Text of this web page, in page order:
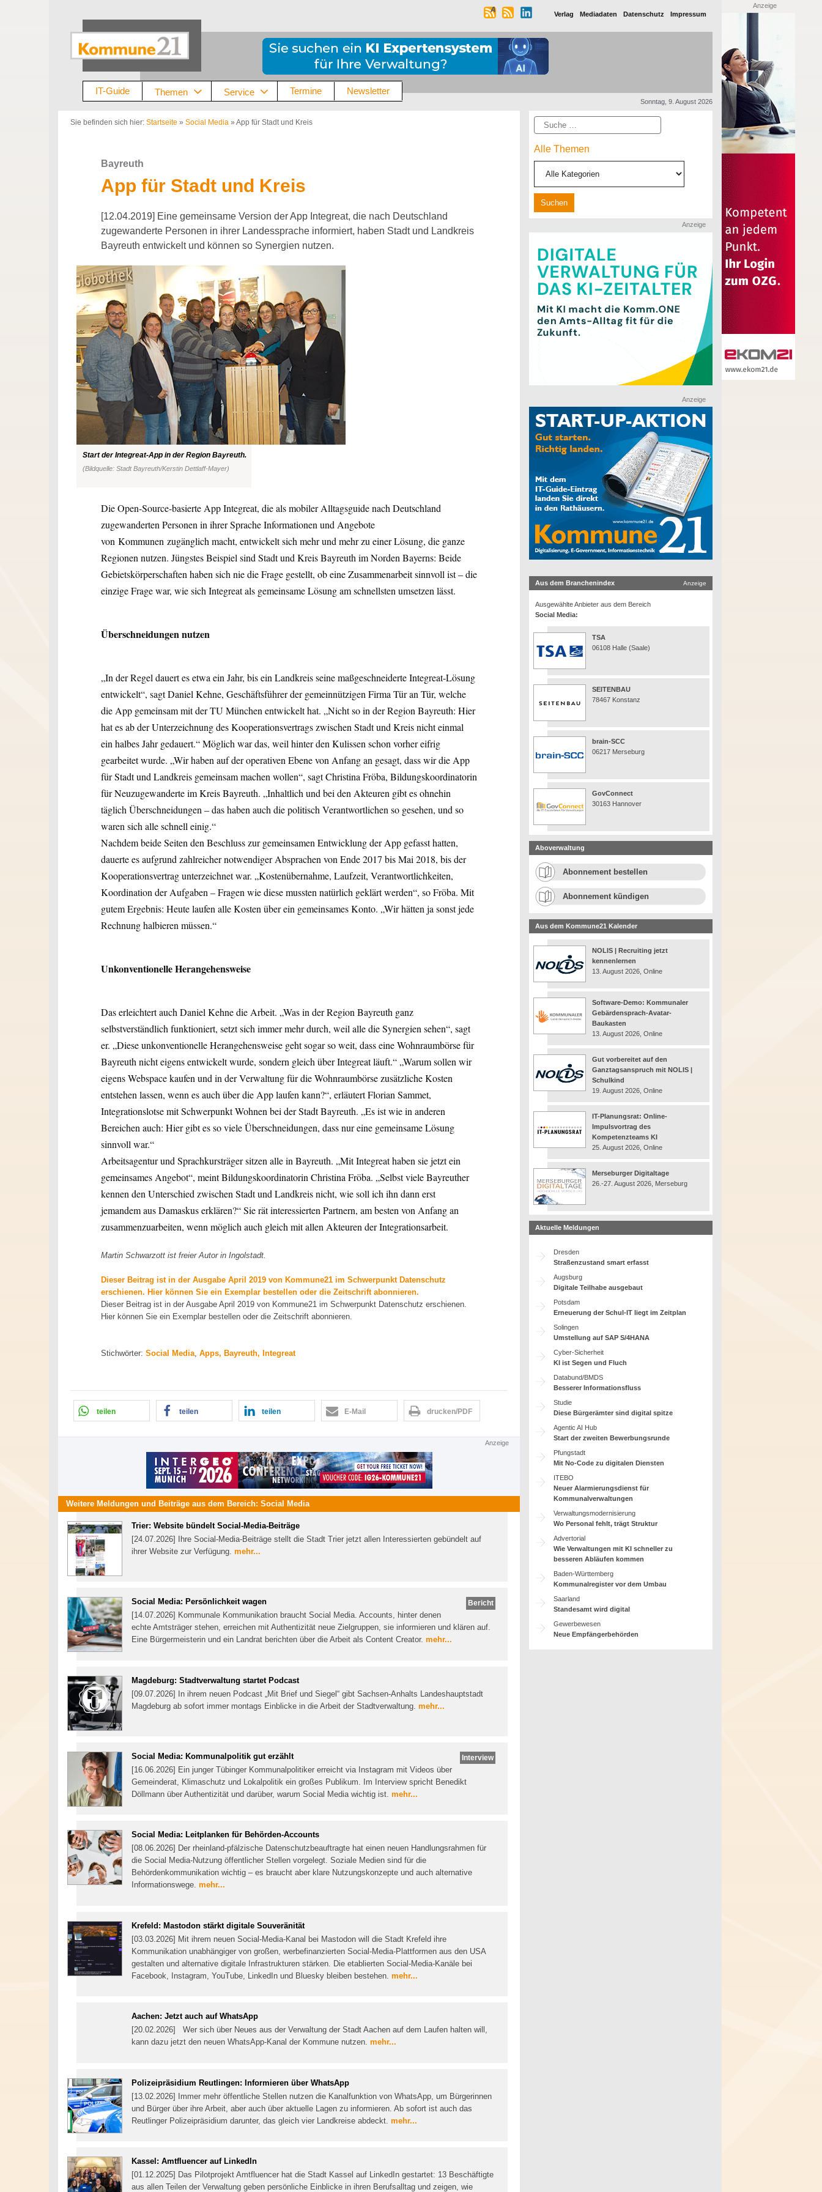
Verlag Mediadaten Datenschutz Impressum
IT-Guide Themen Service Termine Newsletter
Sonntag, 9. August 2026
Sie befinden sich hier: Startseite » Social Media » App für Stadt und Kreis
Bayreuth
App für Stadt und Kreis
[12.04.2019] Eine gemeinsame Version der App Integreat, die nach Deutschland
zugewanderte Personen in ihrer Landessprache informiert, haben Stadt und Landkreis
Bayreuth entwickelt und können so Synergien nutzen.
Start der Integreat-App in der Region Bayreuth.
(Bildquelle: Stadt Bayreuth/Kerstin Dettlaff-Mayer)
Die Open-Source-basierte App Integreat, die als mobiler Alltagsguide nach Deutschland
zugewanderten Personen in ihrer Sprache Informationen und Angebote
von Kommunen zugänglich macht, entwickelt sich mehr und mehr zu einer Lösung, die ganze
Regionen nutzen. Jüngstes Beispiel sind Stadt und Kreis Bayreuth im Norden Bayerns: Beide
Gebietskörperschaften haben sich nie die Frage gestellt, ob eine Zusammenarbeit sinnvoll ist – die
einzige Frage war, wie sich Integreat als gemeinsame Lösung am schnellsten umsetzen lässt.
Überschneidungen nutzen
„In der Regel dauert es etwa ein Jahr, bis ein Landkreis seine maßgeschneiderte Integreat-Lösung
entwickelt“, sagt Daniel Kehne, Geschäftsführer der gemeinnützigen Firma Tür an Tür, welche
die App gemeinsam mit der TU München entwickelt hat. „Nicht so in der Region Bayreuth: Hier
hat es ab der Unterzeichnung des Kooperationsvertrags zwischen Stadt und Kreis nicht einmal
ein halbes Jahr gedauert.“ Möglich war das, weil hinter den Kulissen schon vorher eifrig
gearbeitet wurde. „Wir haben auf der operativen Ebene von Anfang an gesagt, dass wir die App
für Stadt und Landkreis gemeinsam machen wollen“, sagt Christina Fröba, Bildungskoordinatorin
für Neuzugewanderte im Kreis Bayreuth. „Inhaltlich und bei den Akteuren gibt es ohnehin
täglich Überschneidungen – das haben auch die politisch Verantwortlichen so gesehen, und so
waren sich alle schnell einig.“
Nachdem beide Seiten den Beschluss zur gemeinsamen Entwicklung der App gefasst hatten,
dauerte es aufgrund zahlreicher notwendiger Absprachen von Ende 2017 bis Mai 2018, bis der
Kooperationsvertrag unterzeichnet war. „Kostenübernahme, Laufzeit, Verantwortlichkeiten,
Koordination der Aufgaben – Fragen wie diese mussten natürlich geklärt werden“, so Fröba. Mit
gutem Ergebnis: Heute laufen alle Kosten über ein gemeinsames Konto. „Wir hätten ja sonst jede
Rechnung halbieren müssen.“
Unkonventionelle Herangehensweise
Das erleichtert auch Daniel Kehne die Arbeit. „Was in der Region Bayreuth ganz
selbstverständlich funktioniert, setzt sich immer mehr durch, weil alle die Synergien sehen“, sagt
er. „Diese unkonventionelle Herangehensweise geht sogar so weit, dass eine Wohnraumbörse für
Bayreuth nicht eigens entwickelt wurde, sondern gleich über Integreat läuft.“ „Warum sollen wir
eigens Webspace kaufen und in der Verwaltung für die Wohnraumbörse zusätzliche Kosten
entstehen lassen, wenn es auch über die App laufen kann?“, erläutert Florian Sammet,
Integrationslotse mit Schwerpunkt Wohnen bei der Stadt Bayreuth. „Es ist wie in anderen
Bereichen auch: Hier gibt es so viele Überschneidungen, dass nur eine gemeinsame Lösung
sinnvoll war.“
Arbeitsagentur und Sprachkursträger sitzen alle in Bayreuth. „Mit Integreat haben sie jetzt ein
gemeinsames Angebot“, meint Bildungskoordinatorin Christina Fröba. „Selbst viele Bayreuther
kennen den Unterschied zwischen Stadt und Landkreis nicht, wie soll ich ihn dann erst
jemandem aus Damaskus erklären?“ Sie rät interessierten Partnern, am besten von Anfang an
zusammenzuarbeiten, wenn möglich auch gleich mit allen Akteuren der Integrationsarbeit.
Martin Schwarzott ist freier Autor in Ingolstadt.
Dieser Beitrag ist in der Ausgabe April 2019 von Kommune21 im Schwerpunkt Datenschutz
erschienen. Hier können Sie ein Exemplar bestellen oder die Zeitschrift abonnieren.
Dieser Beitrag ist in der Ausgabe April 2019 von Kommune21 im Schwerpunkt Datenschutz erschienen.
Hier können Sie ein Exemplar bestellen oder die Zeitschrift abonnieren.
Stichwörter: Social Media Apps, Bayreuth, Integreat
teilen teilen teilen E-Mail drucken/PDF
Anzeige
Weitere Meldungen und Beiträge aus dem Bereich: Social Media
Trier: Website bündelt Social-Media-Beiträge
[24.07.2026] Ihre Social-Media-Beiträge stellt die Stadt Trier jetzt allen Interessierten gebündelt auf
ihrer Website zur Verfügung. mehr...
Bericht
Social Media: Persönlichkeit wagen
[14.07.2026] Kommunale Kommunikation braucht Social Media. Accounts, hinter denen
echte Amtsträger stehen, erreichen mit Authentizität neue Zielgruppen, sie informieren und klären auf.
Eine Bürgermeisterin und ein Landrat berichten über die Arbeit als Content Creator. mehr...
Magdeburg: Stadtverwaltung startet Podcast
[09.07.2026] In ihrem neuen Podcast „Mit Brief und Siegel“ gibt Sachsen-Anhalts Landeshauptstadt
Magdeburg ab sofort immer montags Einblicke in die Arbeit der Stadtverwaltung. mehr...
Interview
Social Media: Kommunalpolitik gut erzählt
[16.06.2026] Ein junger Tübinger Kommunalpolitiker erreicht via Instagram mit Videos über
Gemeinderat, Klimaschutz und Lokalpolitik ein großes Publikum. Im Interview spricht Benedikt
Döllmann über Authentizität und darüber, warum Social Media wichtig ist. mehr...
Social Media: Leitplanken für Behörden-Accounts
[08.06.2026] Der rheinland-pfälzische Datenschutzbeauftragte hat einen neuen Handlungsrahmen für
die Social Media-Nutzung öffentlicher Stellen vorgelegt. Soziale Medien sind für die
Behördenkommunikation wichtig – es braucht aber klare Nutzungskonzepte und auch alternative
Informationswege. mehr...
Krefeld: Mastodon stärkt digitale Souveränität
[03.03.2026] Mit ihrem neuen Social-Media-Kanal bei Mastodon will die Stadt Krefeld ihre
Kommunikation unabhängiger von großen, werbefinanzierten Social-Media-Plattformen aus den USA
gestalten und alternative digitale Infrastrukturen stärken. Die etablierten Social-Media-Kanäle bei
Facebook, Instagram, YouTube, LinkedIn und Bluesky bleiben bestehen. mehr...
Aachen: Jetzt auch auf WhatsApp
[20.02.2026] Wer sich über Neues aus der Verwaltung der Stadt Aachen auf dem Laufen halten will,
kann dazu jetzt den neuen WhatsApp-Kanal der Kommune nutzen. mehr...
Polizeipräsidium Reutlingen: Informieren über WhatsApp
[13.02.2026] Immer mehr öffentliche Stellen nutzen die Kanalfunktion von WhatsApp, um Bürgerinnen
und Bürger über ihre Arbeit, aber auch über aktuelle Lagen zu informieren. Ab sofort ist auch das
Reutlinger Polizeipräsidium darunter, das gleich vier Landkreise abdeckt. mehr...
Kassel: Amtfluencer auf LinkedIn
[01.12.2025] Das Pilotprojekt Amtfluencer hat die Stadt Kassel auf LinkedIn gestartet: 13 Beschäftigte
aus allen Teilen der Verwaltung geben persönliche Einblicke in ihren Berufsalltag und zeigen, wie
Suche
Alle Themen
Anzeige
Anzeige
Aus dem Branchenindex Anzeige
Ausgewählte Anbieter aus dem Bereich
Social Media:
TSA
06108 Halle (Saale)
SEITENBAU
78467 Konstanz
brain-SCC
06217 Merseburg
GovConnect
30163 Hannover
Aboverwaltung
Abonnement bestellen
Abonnement kündigen
Aus dem Kommune21 Kalender
NOLIS | Recruiting jetzt
kennenlernen
13. August 2026, Online
Software-Demo: Kommunaler
Gebärdensprach-Avatar-
Baukasten
13. August 2026, Online
Gut vorbereitet auf den
Ganztagsanspruch mit NOLIS |
Schulkind
19. August 2026, Online
IT-Planungsrat: Online-
Impulsvortrag des
Kompetenzteams KI
25. August 2026, Online
Merseburger Digitaltage
26.-27. August 2026, Merseburg
Aktuelle Meldungen
Dresden
Straßenzustand smart erfasst
Augsburg
Digitale Teilhabe ausgebaut
Potsdam
Erneuerung der Schul-IT liegt im Zeitplan
Solingen
Umstellung auf SAP S/4HANA
Cyber-Sicherheit
KI ist Segen und Fluch
Databund/BMDS
Besserer Informationsfluss
Studie
Diese Bürgerämter sind digital spitze
Agentic AI Hub
Start der zweiten Bewerbungsrunde
Pfungstadt
Mit No-Code zu digitalen Diensten
ITEBO
Neuer Alarmierungsdienst für
Kommunalverwaltungen
Verwaltungsmodernisierung
Wo Personal fehlt, trägt Struktur
Advertorial
Wie Verwaltungen mit KI schneller zu
besseren Abläufen kommen
Baden-Württemberg
Kommunalregister vor dem Umbau
Saarland
Standesamt wird digital
Gewerbewesen
Neue Empfängerbehörden
Anzeige